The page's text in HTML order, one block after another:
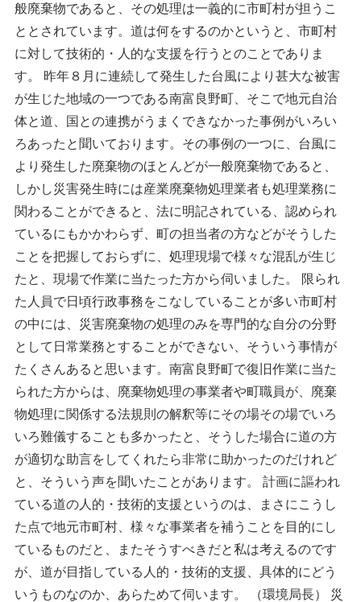
般廃棄物であると、その処理は一義的に市町村が担うこ
ととされています。道は何をするのかというと、市町村
に対して技術的・人的な支援を行うとのことでありま
す。 昨年８月に連続して発生した台風により甚大な被害
が生じた地域の一つである南富良野町、そこで地元自治
体と道、国との連携がうまくできなかった事例がいろい
ろあったと聞いております。その事例の一つに、台風に
より発生した廃棄物のほとんどが一般廃棄物であると、
しかし災害発生時には産業廃棄物処理業者も処理業務に
関わることができると、法に明記されている、認められ
ているにもかかわらず、町の担当者の方などがそうした
ことを把握しておらずに、処理現場で様々な混乱が生じ
たと、現場で作業に当たった方から伺いました。 限られ
た人員で日頃行政事務をこなしていることが多い市町村
の中には、災害廃棄物の処理のみを専門的な自分の分野
として日常業務とすることができない、そういう事情が
たくさんあると思います。南富良野町で復旧作業に当た
られた方からは、廃棄物処理の事業者や町職員が、廃棄
物処理に関係する法規則の解釈等にその場その場でいろ
いろ難儀することも多かったと、そうした場合に道の方
が適切な助言をしてくれたら非常に助かったのだけれど
と、そういう声を聞いたことがあります。 計画に謳われ
ている道の人的・技術的支援というのは、まさにこうし
た点で地元市町村、様々な事業者を補うことを目的にし
ているものだと、またそうすべきだと私は考えるのです
が、道が目指している人的・技術的支援、具体的にどう
いうものなのか、あらためて伺います。 （環境局長） 災